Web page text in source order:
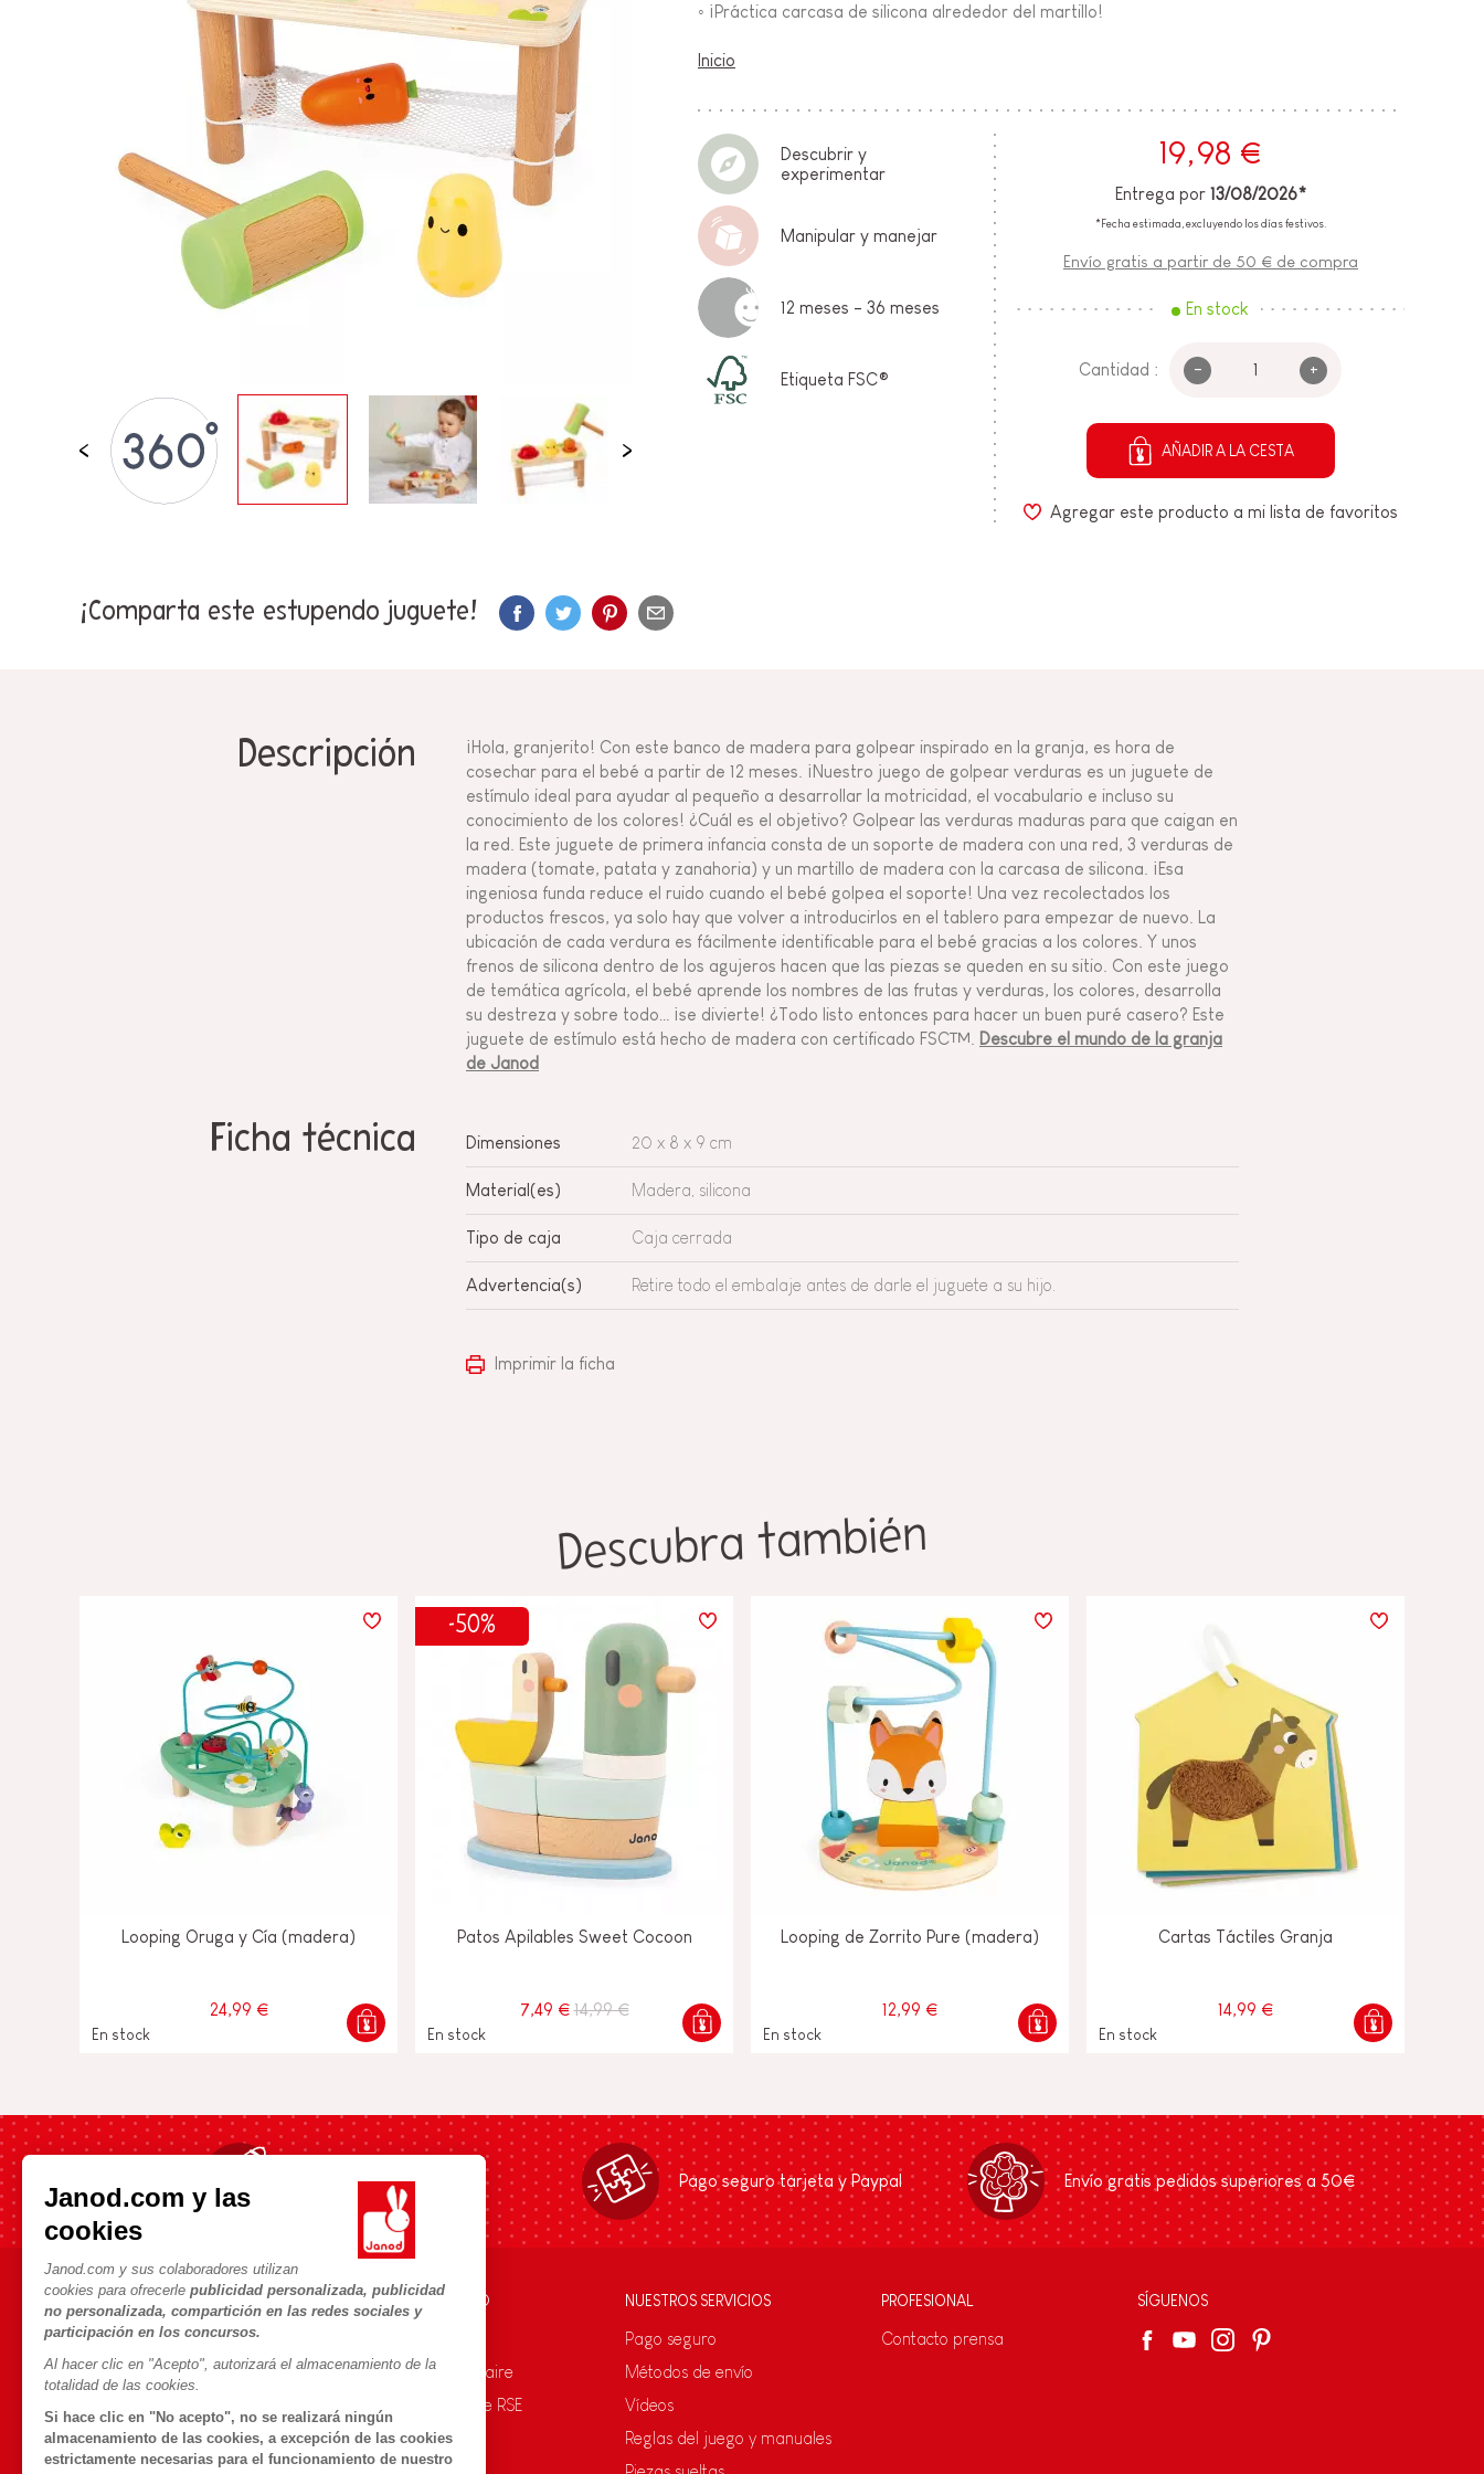
Janod.com y las
cookies
Janod.com y sus colaboradores utilizan
cookies para ofrecerle publicidad personalizada, publicidad
no personalizada, compartición en las redes sociales y
participación en los concursos.
Al hacer clic en "Acepto", autorizará el almacenamiento de la
totalidad de las cookies.
Si hace clic en "No acepto", no se realizará ningún
almacenamiento de las cookies, a excepción de las cookies
estrictamente necesarias para el funcionamiento de nuestro
BEBÉS & PRIMERA INFANCIA
JUEGOS DE IMITACION
AIRE LIBRE
PIZARRAS, MOBILIARIO &
DECORACION
PIEZAS SUELTAS
◦ ¡Práctica carcasa de silicona alrededor del martillo!
Inicio
Descubrir y
experimentar
Manipular y manejar
12 meses - 36 meses
Etiqueta FSC®
19,98 €
Entrega por 13/08/2026*
*Fecha estimada, excluyendo los días festivos.
Envío gratis a partir de 50 € de compra
En stock
Cantidad : - +
AÑADIR A LA CESTA
Agregar este producto a mi lista de favoritos
¡Comparta este estupendo juguete!
Descripción
¡Hola, granjerito! Con este banco de madera para golpear inspirado en la granja, es hora de
cosechar para el bebé a partir de 12 meses. ¡Nuestro juego de golpear verduras es un juguete de
estímulo ideal para ayudar al pequeño a desarrollar la motricidad, el vocabulario e incluso su
conocimiento de los colores! ¿Cuál es el objetivo? Golpear las verduras maduras para que caigan en
la red. Este juguete de primera infancia consta de un soporte de madera con una red, 3 verduras de
madera (tomate, patata y zanahoria) y un martillo de madera con la carcasa de silicona. ¡Esa
ingeniosa funda reduce el ruido cuando el bebé golpea el soporte! Una vez recolectados los
productos frescos, ya solo hay que volver a introducirlos en el tablero para empezar de nuevo. La
ubicación de cada verdura es fácilmente identificable para el bebé gracias a los colores. Y unos
frenos de silicona dentro de los agujeros hacen que las piezas se queden en su sitio. Con este juego
de temática agrícola, el bebé aprende los nombres de las frutas y verduras, los colores, desarrolla
su destreza y sobre todo… ¡se divierte! ¿Todo listo entonces para hacer un buen puré casero? Este
juguete de estímulo está hecho de madera con certificado FSC™.
Descubre el mundo de la granja
de Janod
Ficha técnica Dimensiones 20 x 8 x 9 cm
Material(es) Madera, silicona
Tipo de caja Caja cerrada
Advertencia(s) Retire todo el embalaje antes de darle el juguete a su hijo.
Imprimir la ficha
Descubra también
Looping Oruga y Cía (madera)
24,99 €
En stock
-50%
Patos Apilables Sweet Cocoon
7,49 € 14,99 €
En stock
Looping de Zorrito Pure (madera)
12,99 €
En stock
Cartas Táctiles Granja
14,99 €
En stock
Envío rápido en 24h Pago seguro tarjeta y Paypal Envío gratis pedidos superiores a 50€
AYUDA E INFORMACIÓN
Condiciones Generales
Preguntas más frecuentes
Tiendas
UNIVERSO JANOD
Nuestro savoir-faire
Compromisos de RSE
¿Qué es FSC®?
NUESTROS SERVICIOS
Pago seguro
Métodos de envío
Vídeos
Reglas del juego y manuales
PROFESIONAL
Contacto prensa
SÍGUENOS